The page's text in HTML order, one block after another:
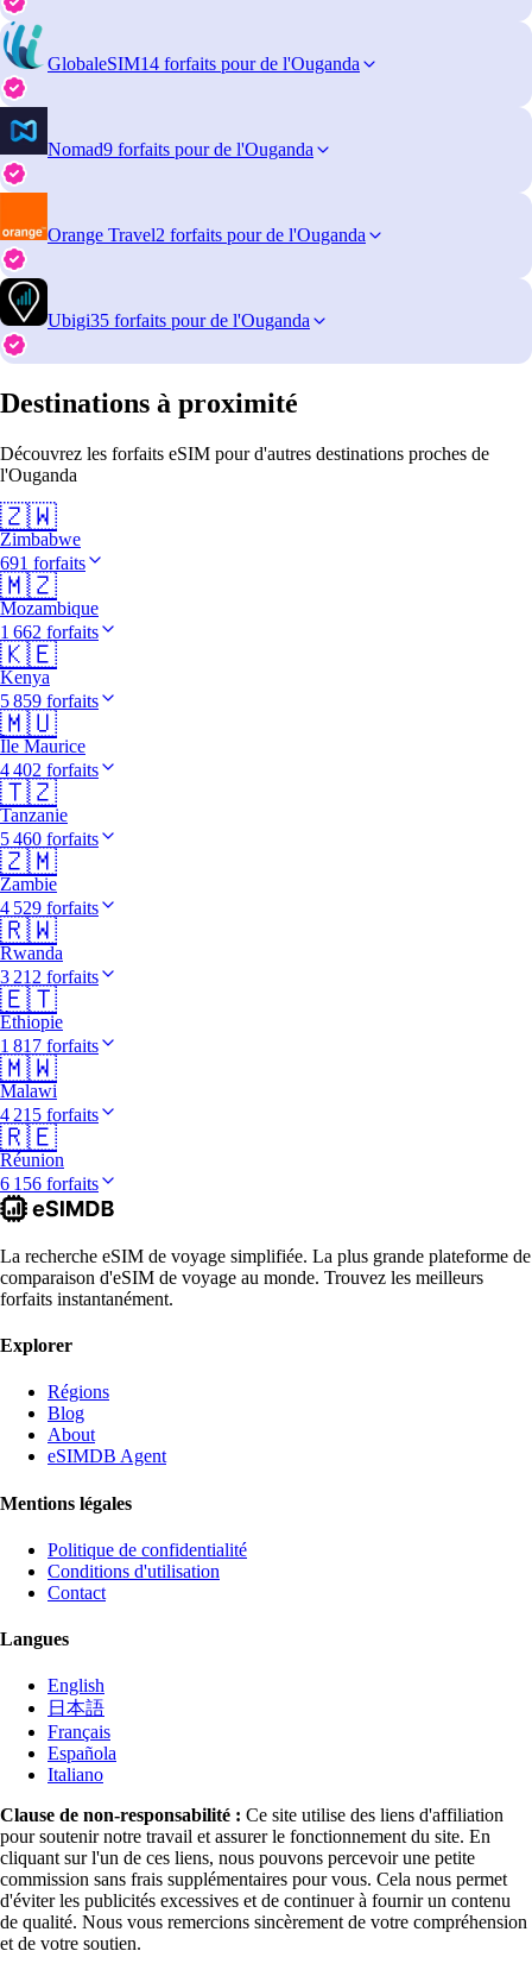
GlobaleSIM14 forfaits pour de l'Ouganda
Nomad9 forfaits pour de l'Ouganda
Orange Travel2 forfaits pour de l'Ouganda
Ubigi35 forfaits pour de l'Ouganda
Destinations à proximité
Découvrez les forfaits eSIM pour d'autres destinations proches de
l'Ouganda
🇿🇼
Zimbabwe
691 forfaits
🇲🇿
Mozambique
1 662 forfaits
🇰🇪
Kenya
5 859 forfaits
🇲🇺
Île Maurice
4 402 forfaits
🇹🇿
Tanzanie
5 460 forfaits
🇿🇲
Zambie
4 529 forfaits
🇷🇼
Rwanda
3 212 forfaits
🇪🇹
Éthiopie
1 817 forfaits
🇲🇼
Malawi
4 215 forfaits
🇷🇪
Réunion
6 156 forfaits
La recherche eSIM de voyage simplifiée. La plus grande plateforme de
comparaison d'eSIM de voyage au monde. Trouvez les meilleurs
forfaits instantanément.
Explorer
Régions
Blog
About
eSIMDB Agent
Mentions légales
Politique de confidentialité
Conditions d'utilisation
Contact
Langues
English
日本語
Français
Española
Italiano
Clause de non-responsabilité : Ce site utilise des liens d'affiliation
pour soutenir notre travail et assurer le fonctionnement du site. En
cliquant sur l'un de ces liens, nous pouvons percevoir une petite
commission sans frais supplémentaires pour vous. Cela nous permet
d'éviter les publicités excessives et de continuer à fournir un contenu
de qualité. Nous vous remercions sincèrement de votre compréhension
et de votre soutien.